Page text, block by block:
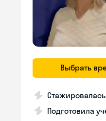
Выбрать
Подготовила